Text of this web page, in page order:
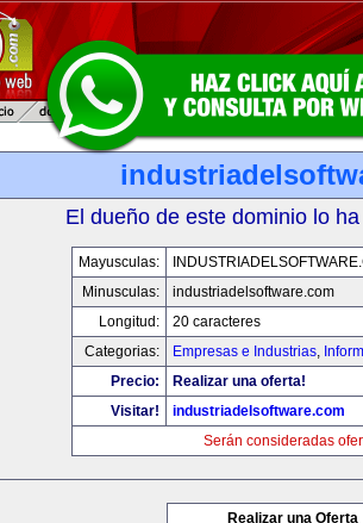
El dueño de este dominio lo
Mayusculas:
Minusculas:
industriadelsoftware.com
Longitud:
20 caracteres
Categorias:
Empresas e Industrias,
Precio:
Realizar una oferta!
Visitar!
industriadelsoftware.com
Serán consideradas
Realizar una Oferta